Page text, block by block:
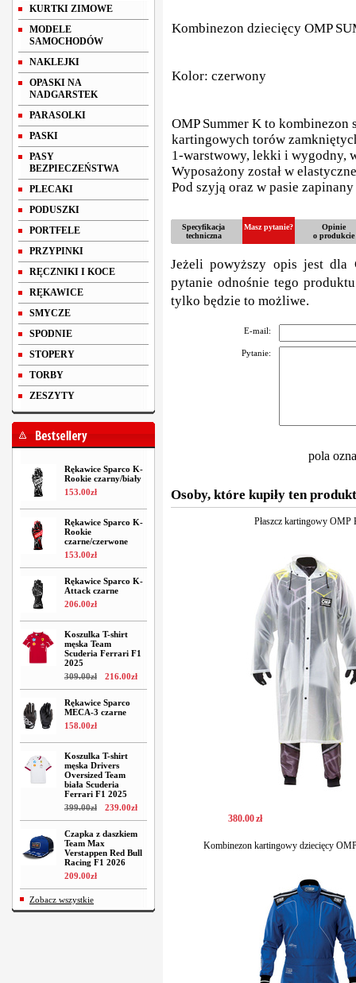
KURTKI ZIMOWE
MODELE
SAMOCHODÓW
NAKLEJKI
OPASKI NA
NADGARSTEK
PARASOLKI
PASKI
PASY
BEZPIECZEŃSTWA
PLECAKI
PODUSZKI
PORTFELE
PRZYPINKI
RĘCZNIKI I KOCE
RĘKAWICE
SMYCZE
SPODNIE
STOPERY
TORBY
ZESZYTY
Rękawice Sparco K-
Rookie czarny/biały
153.00zł
Rękawice Sparco K-
Rookie
czarne/czerwone
153.00zł
Rękawice Sparco K-
Attack czarne
206.00zł
Koszulka T-shirt
męska Team
Scuderia Ferrari F1
2025
309.00zł 216.00zł
Rękawice Sparco
MECA-3 czarne
158.00zł
Koszulka T-shirt
męska Drivers
Oversized Team
biała Scuderia
Ferrari F1 2025
399.00zł 239.00zł
Czapka z daszkiem
Team Max
Verstappen Red Bull
Racing F1 2026
209.00zł
Zobacz wszystkie
Kombinezon dziecięcy OMP
Kolor: czerwony
OMP Summer K to
kartingowych torów
1-warstwowy, lekki i wygodny,
Wyposażony został w
Pod szyją oraz w pasie
Specyfikacja
techniczna
Masz pytanie?
Opinie
o produkcie
Jeżeli powyższy opis jest dla
pytanie odnośnie tego
tylko będzie to możliwe.
E-mail:
Pytanie:
pola
Osoby, które kupiły ten
Płaszcz kartingowy OMP
380.00zł
Kombinezon kartingowy dziecięcy